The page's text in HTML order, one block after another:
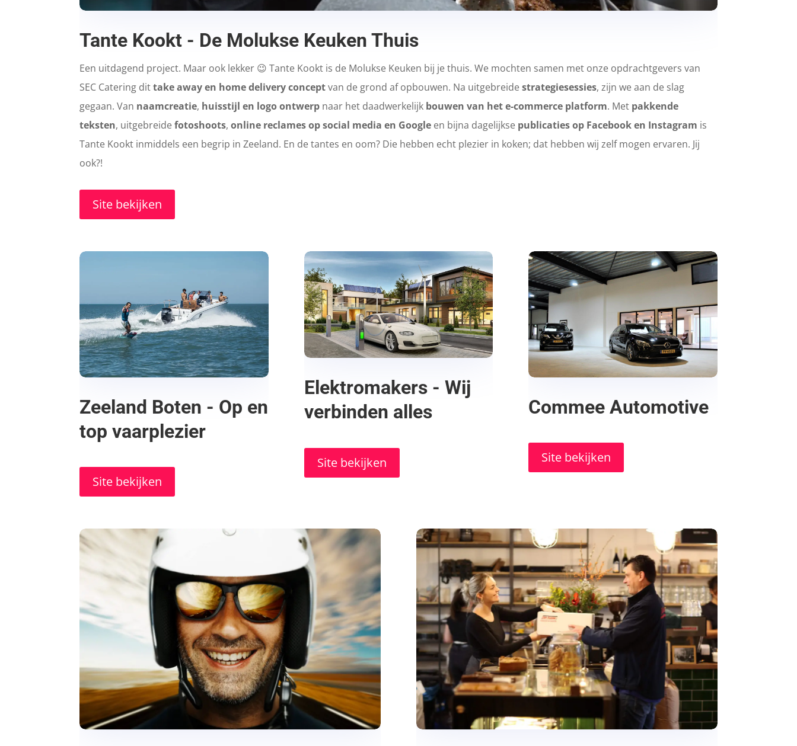
Tante Kookt - De Molukse Keuken Thuis
Een uitdagend project. Maar ook lekker 😉 Tante Kookt is de Molukse Keuken bij je thuis. We mochten samen met onze opdrachtgevers van
SEC Catering dittake away en home delivery conceptvan de grond af opbouwen. Na uitgebreidestrategiesessies, zijn we aan de slag
gegaan. Van naamcreatie, huisstijl en logo ontwerp naar het daadwerkelijk bouwen van het e-commerce platform. Met pakkende
teksten, uitgebreidefotoshoots,online reclames op social media en Google en bijna dagelijkse publicaties op Facebook en Instagram is
Tante Kookt inmiddels een begrip in Zeeland. En de tantes en oom? Die hebben echt plezier in koken; dat hebben wij zelf mogen ervaren. Jij
ook?!
Site bekijken
Zeeland Boten - Op en
top vaarplezier
Site bekijken
Elektromakers - Wij
verbinden alles
Site bekijken
Commee Automotive
Site bekijken